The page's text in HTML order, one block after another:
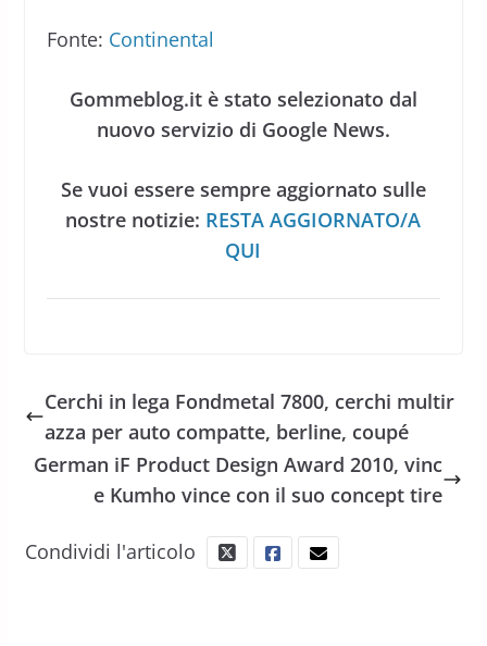
Fonte: Continental
Gommeblog.it è stato selezionato dal
nuovo servizio di Google News.
Se vuoi essere sempre aggiornato sulle
nostre notizie: RESTA AGGIORNATO/A
QUI
Cerchi in lega Fondmetal 7800, cerchi multir
azza per auto compatte, berline, coupé
German iF Product Design Award 2010, vinc
e Kumho vince con il suo concept tire
Condividi l'articolo